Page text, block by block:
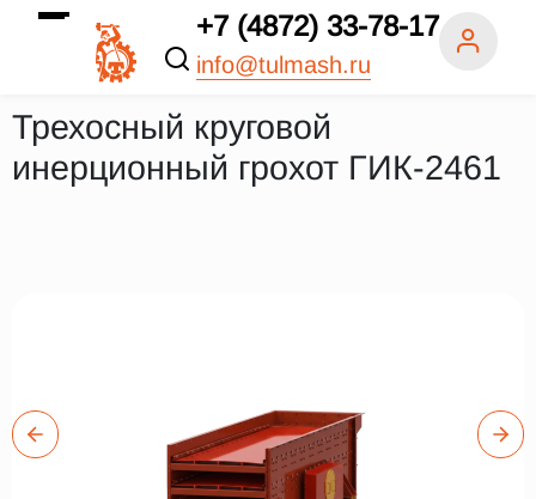
+7 (4872) 33-78-17
info@tulmash.ru
Трехосный круговой
инерционный грохот ГИК-2461